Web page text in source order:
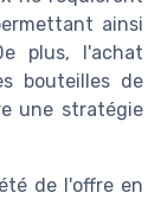
ainsi
plus, l'achat
bouteilles de
une stratégie
de l'offre en